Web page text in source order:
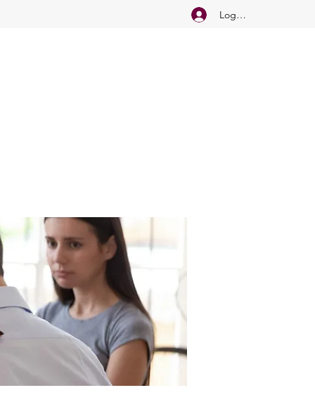
Logg inn